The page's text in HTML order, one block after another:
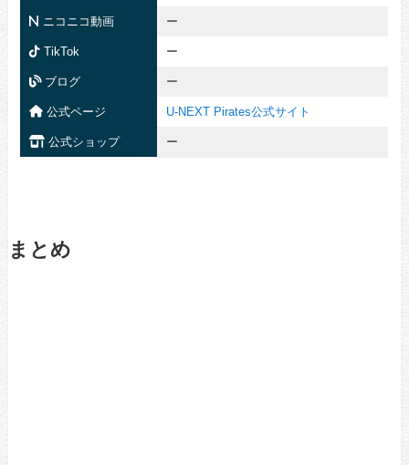
ニコニコ動画 ー
TikTok ー
ブログ ー
公式ページ U-NEXT Pirates公式サイト
公式ショップ ー
まとめ